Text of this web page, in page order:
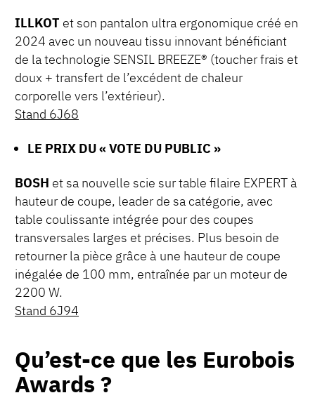
ILLKOT et son pantalon ultra ergonomique créé en
2024 avec un nouveau tissu innovant bénéficiant
de la technologie SENSIL BREEZE® (toucher frais et
doux + transfert de l’excédent de chaleur
corporelle vers l’extérieur).
Stand 6J68
LE PRIX DU « VOTE DU PUBLIC »
BOSH et sa nouvelle scie sur table filaire EXPERT à
hauteur de coupe, leader de sa catégorie, avec
table coulissante intégrée pour des coupes
transversales larges et précises. Plus besoin de
retourner la pièce grâce à une hauteur de coupe
inégalée de 100 mm, entraînée par un moteur de
2200 W.
Stand 6J94
Qu’est-ce que les Eurobois
Awards ?